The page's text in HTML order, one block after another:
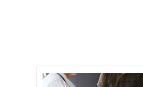
原料・素材
通販